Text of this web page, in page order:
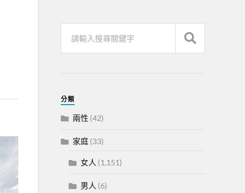
分類
兩性 (42)
家庭(33)
女人 (1,151)
男人 (6)